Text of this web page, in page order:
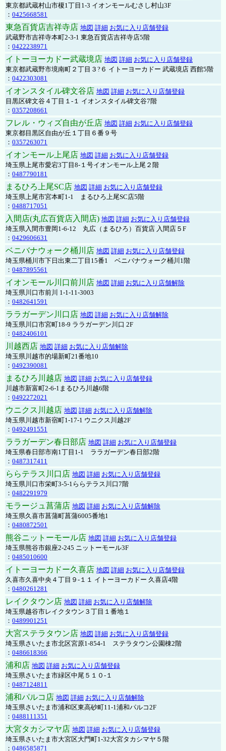
東京都武蔵村山市榎1丁目1-3 イオンモールむさし村山3F
： 0425668581
東急百貨店吉祥寺店 地図 詳細 お気に入り店舗登録
武蔵野市吉祥寺本町2-3-1 東急百貨店吉祥寺店5階
： 0422238971
イトーヨーカドー武蔵境店 地図 詳細 お気に入り店舗登録
東京都武蔵野市境南町２丁目３?６ イトーヨーカドー 武蔵境店 西館5階
： 0422303081
イオンスタイル碑文谷店 地図 詳細 お気に入り店舗登録
目黒区碑文谷４丁目１-１ イオンスタイル碑文谷7階
： 0357208661
フレル・ウィズ自由が丘店 地図 詳細 お気に入り店舗登録
東京都目黒区自由が丘１丁目６番９号
： 0357263071
イオンモール上尾店 地図 詳細 お気に入り店舗登録
埼玉県上尾市愛宕3丁目8-１号イオンモール上尾２階
： 0487790181
まるひろ上尾SC店 地図 詳細 お気に入り店舗登録
埼玉県上尾市宮本町1-1 まるひろ上尾SC店5階
： 0488717051
入間店(丸広百貨店入間店) 地図 詳細 お気に入り店舗登録
埼玉県入間市豊岡1-6-12 丸広（まるひろ）百貨店 入間店５F
： 0429606631
ベニバナウォーク桶川店 地図 詳細 お気に入り店舗登録
埼玉県桶川市下日出東二丁目15番1 ベニバナウォーク桶川1階
： 0487895561
イオンモール川口前川店 地図 詳細 お気に入り店舗解除
埼玉県川口市前川 1-1-11-3003
： 0482641591
ララガーデン川口店 地図 詳細 お気に入り店舗解除
埼玉県川口市宮町18-9 ララガーデン川口 2F
： 0482406101
川越西店 地図 詳細 お気に入り店舗解除
埼玉県川越市的場新町21番地10
： 0492390081
まるひろ川越店 地図 詳細 お気に入り店舗登録
川越市新富町2-6-1まるひろ川越6階
： 0492272021
ウニクス川越店 地図 詳細 お気に入り店舗解除
埼玉県川越市新宿町1-17-1 ウニクス川越2F
： 0492491551
ララガーデン春日部店 地図 詳細 お気に入り店舗登録
埼玉県春日部市南1丁目1-1 ララガーデン春日部2階
： 0487317411
ららテラス川口店 地図 詳細 お気に入り店舗登録
埼玉県川口市栄町3-5-1ららテラス川口7階
： 0482291979
モラージュ菖蒲店 地図 詳細 お気に入り店舗解除
埼玉県久喜市菖蒲町菖蒲6005番地1
： 0480872501
熊谷ニットーモール店 地図 詳細 お気に入り店舗登録
埼玉県熊谷市銀座2-245 ニットーモール3F
： 0485010600
イトーヨーカドー久喜店 地図 詳細 お気に入り店舗登録
久喜市久喜中央４丁目９-１１ イトーヨーカドー 久喜店4階
： 0480261281
レイクタウン店 地図 詳細 お気に入り店舗解除
埼玉県越谷市レイクタウン３丁目１番地１
： 0489901251
大宮ステラタウン店 地図 詳細 お気に入り店舗登録
埼玉県さいたま市北区宮原1-854-1 ステラタウン公園棟2階
： 0486618366
浦和店 地図 詳細 お気に入り店舗登録
埼玉県さいたま市緑区中尾５１０-１
： 0487124811
浦和パルコ店 地図 詳細 お気に入り店舗解除
埼玉県さいたま市浦和区東高砂町11-1浦和パルコ2F
： 0488111351
大宮タカシマヤ店 地図 詳細 お気に入り店舗登録
埼玉県さいたま市大宮区大門町1-32大宮タカシマヤ５階
： 0486585871